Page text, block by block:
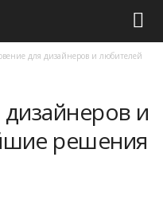
для дизайнеров и любителей
и
решения